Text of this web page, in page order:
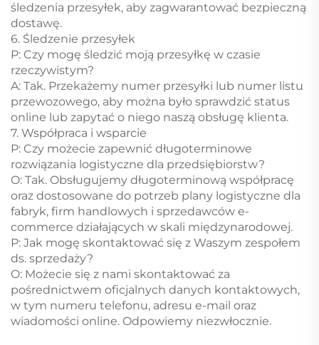
śledzenia przesyłek, aby zagwarantować bezpieczną
dostawę.
6. Śledzenie przesyłek
P: Czy mogę śledzić moją przesyłkę w czasie
rzeczywistym?
A: Tak. Przekażemy numer przesyłki lub numer listu
przewozowego, aby można było sprawdzić status
online lub zapytać o niego naszą obsługę klienta.
7. Współpraca i wsparcie
P: Czy możecie zapewnić długoterminowe
rozwiązania logistyczne dla przedsiębiorstw?
O: Tak. Obsługujemy długoterminową współpracę
oraz dostosowane do potrzeb plany logistyczne dla
fabryk, firm handlowych i sprzedawców e-
commerce działających w skali międzynarodowej.
P: Jak mogę skontaktować się z Waszym zespołem
ds. sprzedaży?
O: Możecie się z nami skontaktować za
pośrednictwem oficjalnych danych kontaktowych,
w tym numeru telefonu, adresu e-mail oraz
wiadomości online. Odpowiemy niezwłocznie.